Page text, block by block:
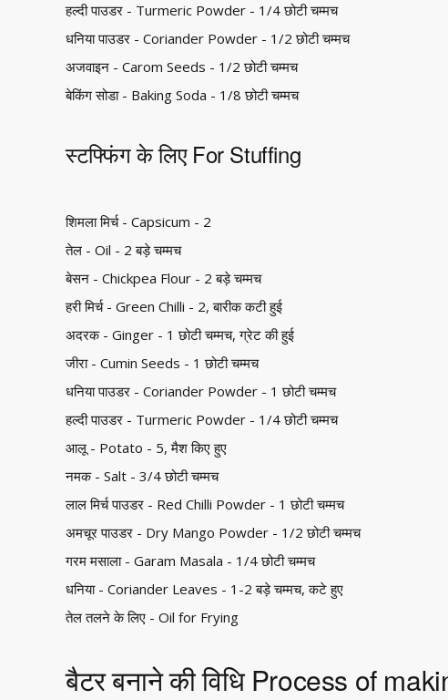
हल्दी पाउडर - Turmeric Powder - 1/4 छोटी चम्मच
धनिया पाउडर - Coriander Powder - 1/2 छोटी चम्मच
अजवाइन - Carom Seeds - 1/2 छोटी चम्मच
बेकिंग सोडा - Baking Soda - 1/8 छोटी चम्मच
स्टफ्फिंग के लिए For Stuffing
शिमला मिर्च - Capsicum - 2
तेल - Oil - 2 बड़े चम्मच
बेसन - Chickpea Flour - 2 बड़े चम्मच
हरी मिर्च - Green Chilli - 2, बारीक कटी हुई
अदरक - Ginger - 1 छोटी चम्मच, ग्रेट की हुई
जीरा - Cumin Seeds - 1 छोटी चम्मच
धनिया पाउडर - Coriander Powder - 1 छोटी चम्मच
हल्दी पाउडर - Turmeric Powder - 1/4 छोटी चम्मच
आलू - Potato - 5, मैश किए हुए
नमक - Salt - 3/4 छोटी चम्मच
लाल मिर्च पाउडर - Red Chilli Powder - 1 छोटी चम्मच
अमचूर पाउडर - Dry Mango Powder - 1/2 छोटी चम्मच
गरम मसाला - Garam Masala - 1/4 छोटी चम्मच
धनिया - Coriander Leaves - 1-2 बड़े चम्मच, कटे हुए
तेल तलने के लिए - Oil for Frying
बैटर बनाने की विधि Process of